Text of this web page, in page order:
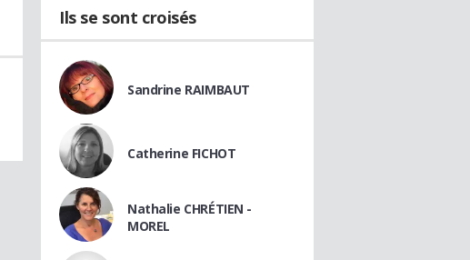
Ils se sont croisés
Sandrine RAIMBAUT
Catherine FICHOT
Nathalie CHRÉTIEN -
MOREL